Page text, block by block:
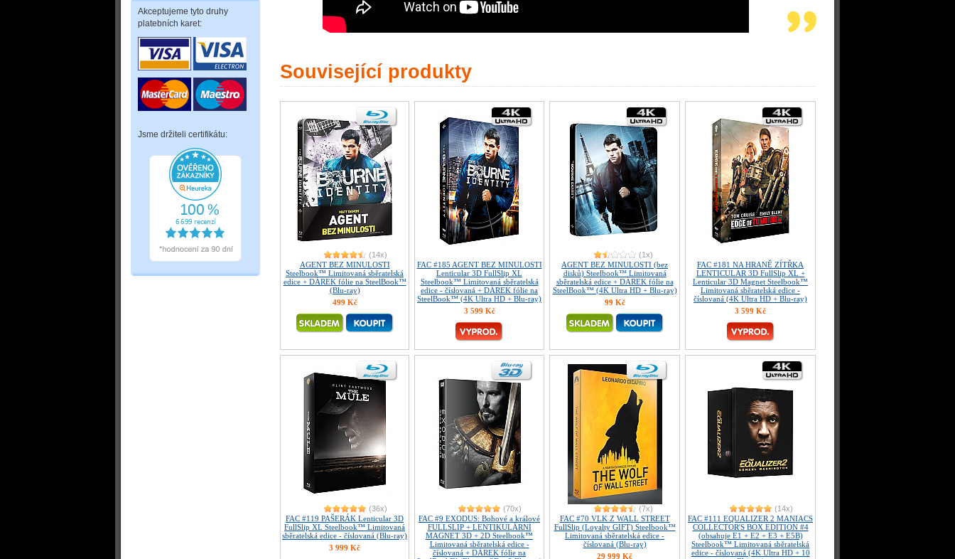
Akceptujeme tyto druhy
platebních karet:
Jsme držiteli certifikátu:
Související produkty
(14x)
AGENT BEZ MINULOSTI
Steelbook™ Limitovaná sběratelská
edice + DÁREK fólie na SteelBook™
(Blu-ray)
499 Kč
FAC #185 AGENT BEZ MINULOSTI
Lenticular 3D FullSlip XL
Steelbook™ Limitovaná sběratelská
edice - číslovaná + DÁREK fólie na
SteelBook™ (4K Ultra HD + Blu-ray)
3 599 Kč
(1x)
AGENT BEZ MINULOSTI (bez
disků) Steelbook™ Limitovaná
sběratelská edice + DÁREK fólie na
SteelBook™ (4K Ultra HD + Blu-ray)
99 Kč
FAC #181 NA HRANĚ ZÍTŘKA
LENTICULAR 3D FullSlip XL +
Lenticular 3D Magnet Steelbook™
Limitovaná sběratelská edice -
číslovaná (4K Ultra HD + Blu-ray)
3 599 Kč
(36x)
FAC #119 PAŠERÁK Lenticular 3D
FullSlip XL Steelbook™ Limitovaná
sběratelská edice - číslovaná (Blu-ray)
3 999 Kč
(70x)
FAC #9 EXODUS: Bohové a králové
FULLSLIP + LENTIKULÁRNÍ
MAGNET 3D + 2D Steelbook™
Limitovaná sběratelská edice -
číslovaná + DÁREK fólie na
(7x)
FAC #70 VLK Z WALL STREET
FullSlip (Loyalty GIFT) Steelbook™
Limitovaná sběratelská edice -
číslovaná (Blu-ray)
29 999 Kč
(14x)
FAC #111 EQUALIZER 2 MANIACS
COLLECTOR'S BOX EDITION #4
(obsahuje E1 + E2 + E3 + E5B)
Steelbook™ Limitovaná sběratelská
edice - číslovaná (4K Ultra HD + 10